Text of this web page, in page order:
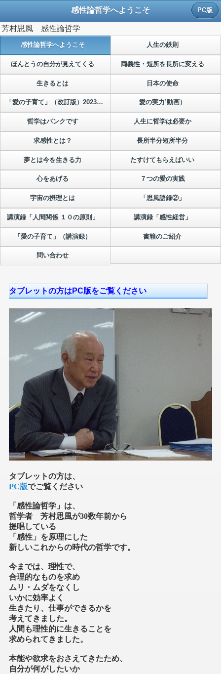
感性論哲学へようこそ PC版
芳村思風 感性論哲学
感性論哲学へようこそ 人生の鉄則
ほんとうの自分が見えてくる 両義性・短所を長所に変える
生きるとは 日本の使命
「愛の子育て」（改訂版）2023年8月発売 愛の実力’動画）
哲学はパンクです 人生に哲学は必要か
求感性とは？ 長所半分短所半分
夢とは今を生きる力 たすけてもらえばいい
心をあげる ７つの愛の実践
宇宙の摂理とは 「思風語録②」
講演録「人間関係 １０の原則」 講演録「感性経営」
「愛の子育て」（講演録） 書籍のご紹介
問い合わせ
タブレットの方はPC版をご覧ください
タブレットの方は、
PC版でご覧ください
「感性論哲学」は、
哲学者 芳村思風が30数年前から
提唱している
「感性」を原理にした
新しいこれからの時代の哲学です。
今までは、理性で、
合理的なものを求め
ムリ・ムダをなくし
いかに効率よく
生きたり、仕事ができるかを
考えてきました。
人間も理性的に生きることを
求められてきました。
本能や欲求をおさえてきたため、
自分が何がしたいか